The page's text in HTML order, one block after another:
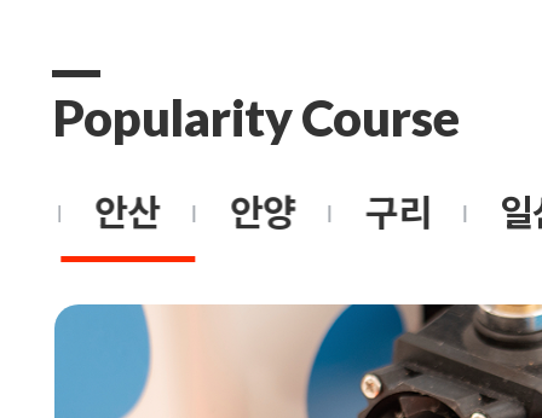
Popularity Course
안산 안양 구리